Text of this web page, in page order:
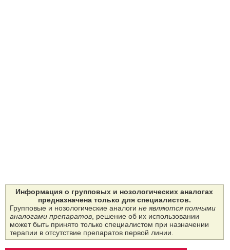
Информация о групповых и нозологических аналогах
предназначена только для специалистов.
Групповые и нозологические аналоги не являются полными
аналогами препаратов, решение об их использовании
может быть принято только специалистом при назначении
терапии в отсутствие препаратов первой линии.